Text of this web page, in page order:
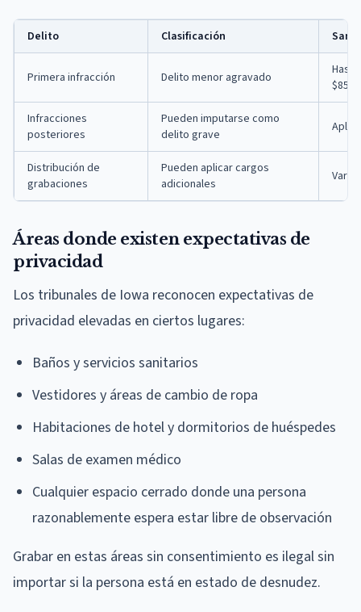
Delito Clasificación
Primera infracción Delito menor agravado
$855
Infracciones
posteriores
Pueden imputarse como
delito grave
Distribución de
grabaciones
Pueden aplicar cargos
adicionales
Varía
Áreas donde existen expectativas de
privacidad
Los tribunales de Iowa reconocen expectativas de
privacidad elevadas en ciertos lugares:
Baños y servicios sanitarios
Vestidores y áreas de cambio de ropa
Habitaciones de hotel y dormitorios de huéspedes
Salas de examen médico
Cualquier espacio cerrado donde una persona
razonablemente espera estar libre de observación
Grabar en estas áreas sin consentimiento es ilegal sin
importar si la persona está en estado de desnudez.